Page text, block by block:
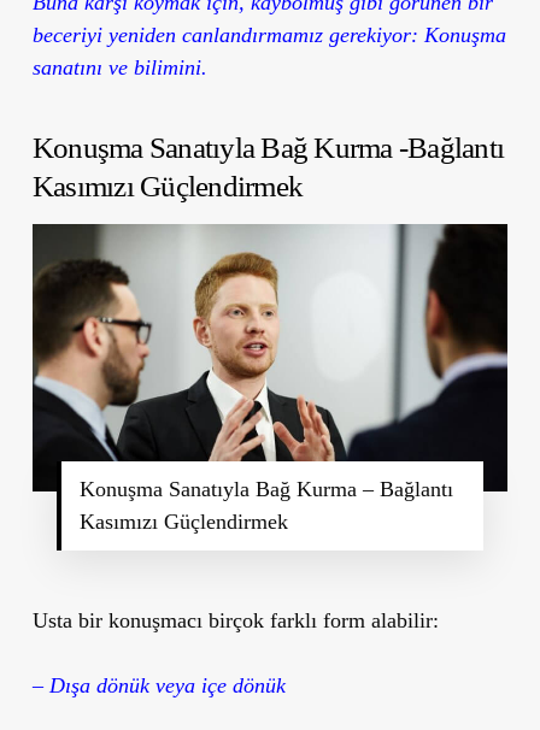
beceriyi yeniden canlandırmamız gerekiyor: Konuşma
sanatını ve bilimini.
Konuşma Sanatıyla Bağ Kurma -Bağlantı
Kasımızı Güçlendirmek
Konuşma Sanatıyla Bağ Kurma – Bağlantı
Kasımızı Güçlendirmek
Usta bir konuşmacı birçok farklı form alabilir:
– Dışa dönük veya içe dönük